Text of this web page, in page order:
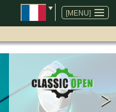
[MENU]